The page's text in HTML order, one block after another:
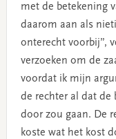
met de betekening
daarom aan als
onterecht voorbij”,
verzoeken om de
voordat ik mijn
de rechter al dat de
door zou gaan. De
koste wat het kost